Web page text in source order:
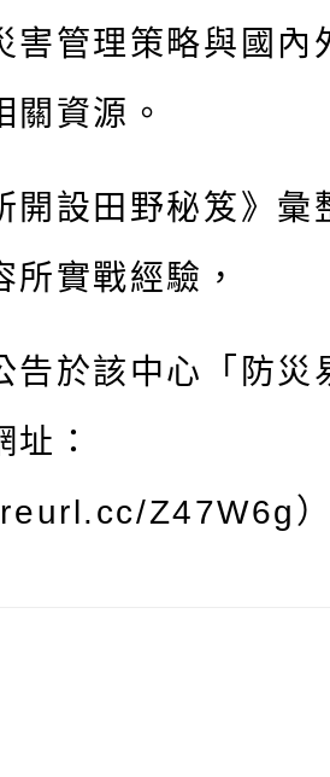
害管理策略與國內
關資源。
開設田野秘笈》彙
所實戰經驗，
告於該中心「防災
址：
Z47W6g